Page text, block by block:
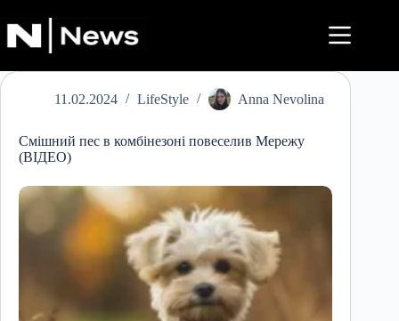
до
вмісту
11.02.2024 LifeStyle Anna Nevolina
Смішний пес в комбінезоні повеселив Мережу
(ВІДЕО)